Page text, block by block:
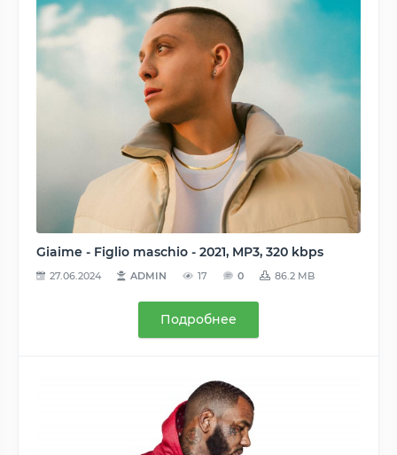
Giaime - Figlio maschio - 2021, MP3, 320 kbps
27.06.2024 ADMIN 17 0 86.2 MB
Подробнее